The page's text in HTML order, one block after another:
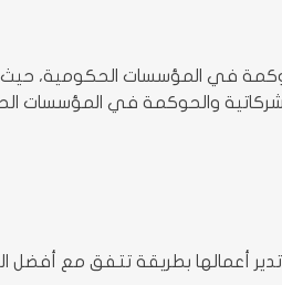
في المؤسسات الحكومية،
والحوكمة في المؤسسات
تدير أعمالها بطريقة تتفق مع أفضل